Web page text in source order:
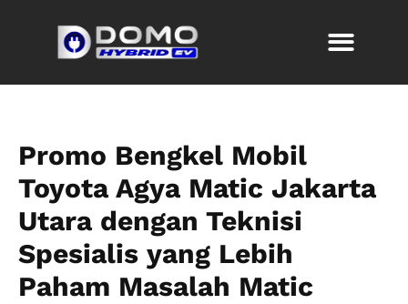
Promo Bengkel Mobil
Toyota Agya Matic Jakarta
Utara dengan Teknisi
Spesialis yang Lebih
Paham Masalah Matic